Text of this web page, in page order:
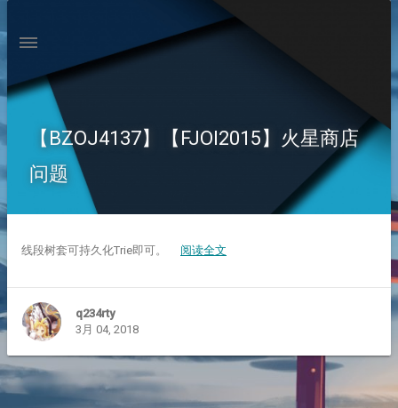
【BZOJ4137】【FJOI2015】火星商店
问题
线段树套可持久化Trie即可。 阅读全文
q234rty
3月 04, 2018